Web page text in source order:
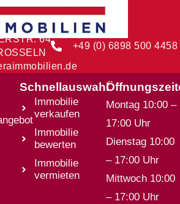
64
+49 (0) 6898 500 4458
Schnellauswahl
Immobilie
verkaufen
Immobilie
bewerten
Immobilie
vermieten
Montag 10:00 –
17:00 Uhr
Dienstag 10:00
– 17:00 Uhr
Mittwoch 10:00
– 17:00 Uhr